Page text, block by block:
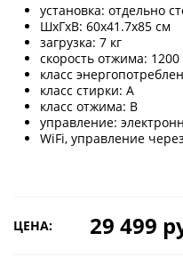
установка: отдельно
ШхГхВ: 60х41.7х85 см
загрузка: 7 кг
скорость отжима:
класс
класс стирки: A
класс отжима: B
управление:
WiFi, управление
ЦЕНА: 29 499